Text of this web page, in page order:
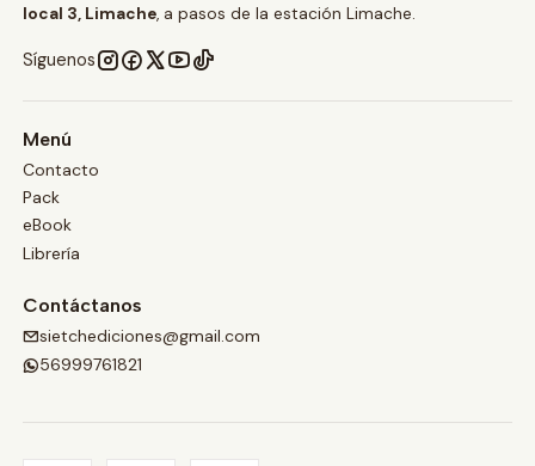
local 3, Limache, a pasos de la estación Limache.
Síguenos
Menú
Contacto
Pack
eBook
Librería
Contáctanos
sietchediciones@gmail.com
56999761821